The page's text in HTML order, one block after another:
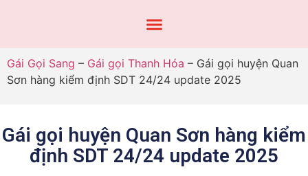
Gái Gọi Sang – Gái gọi Thanh Hóa – Gái gọi huyện Quan
Sơn hàng kiểm định SDT 24/24 update 2025
Gái gọi huyện Quan Sơn hàng kiểm
định SDT 24/24 update 2025